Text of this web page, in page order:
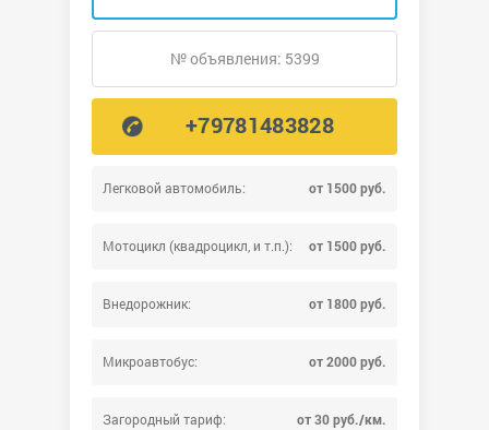
Легковой автомобиль: от 1500 руб.
Мотоцикл (квадроцикл, и т.п.): от 1500 руб.
Внедорожник: от 1800 руб.
Микроавтобус: от 2000 руб.
Загородный тариф: от 30 руб./км.
№ объявления: 5399
+79781483828